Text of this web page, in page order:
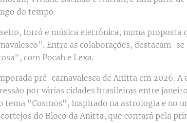
do tempo.
forró e música eletrónica, numa proposta
Entre as colaborações, destacam-
com Pocah e Lexa.
pré-carnavalesca de Anitta em 2026. A
por várias cidades brasileiras entre
tema "Cosmos", inspirado na astrologia e no
do Bloco da Anitta, que contará pela